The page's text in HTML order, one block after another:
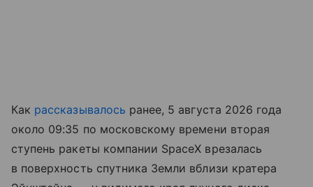
Как рассказывалось ранее, 5 августа 2026 года
около 09:35 по московскому времени вторая
ступень ракеты компании SpaceX врезалась
в поверхность спутника Земли вблизи кратера